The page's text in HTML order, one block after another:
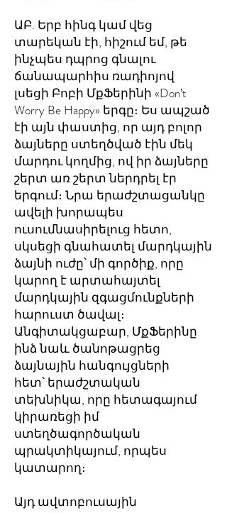
ԱԲ. Երբ հինգ կամ վեց
տարեկան էի, հիշում եմ, թե
ինչպես դպրոց գնալու
ճանապարհիս ռադիոյով
լսեցի Բոբի ՄքՖերինի «Don’t
Worry Be Happy» երգը։ Ես ապշած
էի այն փաստից, որ այդ բոլոր
ձայները ստեղծված էին մեկ
մարդու կողմից, ով իր ձայները
շերտ առ շերտ ներդրել էր
երգում։ Նրա երաժշտացանկը
ավելի խորապես
ուսումնասիրելուց հետո,
սկսեցի գնահատել մարդկային
ձայնի ուժը՝ մի գործիք, որը
կարող է արտահայտել
մարդկային զգացմունքների
հարուստ ծավալ։
Անգիտակցաբար, ՄքՖերինը
ինձ նաև ծանոթացրեց
ձայնային հանգույցների
հետ՝ երաժշտական
տեխնիկա, որը հետագայում
կիրառեցի իմ
ստեղծագործական
պրակտիկայում, որպես
կատարող։
Այդ ավտոբուսային